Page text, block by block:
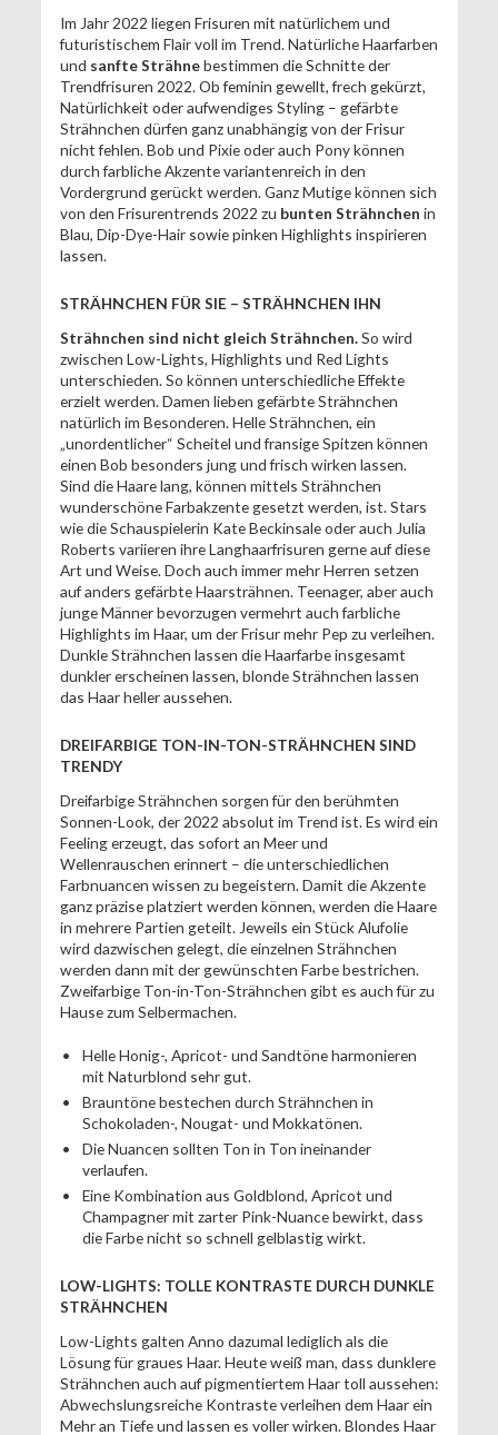
Im Jahr 2022 liegen Frisuren mit natürlichem und
futuristischem Flair voll im Trend. Natürliche Haarfarben
und sanfte Strähnebestimmen die Schnitte der
Trendfrisuren 2022. Ob feminin gewellt, frech gekürzt,
Natürlichkeit oder aufwendiges Styling – gefärbte
Strähnchen dürfen ganz unabhängig von der Frisur
nicht fehlen. Bob und Pixie oder auch Pony können
durch farbliche Akzente variantenreich in den
Vordergrund gerückt werden. Ganz Mutige können sich
von den Frisurentrends 2022 zu bunten Strähnchen in
Blau, Dip-Dye-Hair sowie pinken Highlights inspirieren
lassen.
STRÄHNCHEN FÜR SIE – STRÄHNCHEN IHN
Strähnchen sind nicht gleich Strähnchen.So wird
zwischen Low-Lights, Highlights und Red Lights
unterschieden. So können unterschiedliche Effekte
erzielt werden. Damen lieben gefärbte Strähnchen
natürlich im Besonderen. Helle Strähnchen, ein
„unordentlicher“ Scheitel und fransige Spitzen können
einen Bob besonders jung und frisch wirken lassen.
Sind die Haare lang, können mittels Strähnchen
wunderschöne Farbakzente gesetzt werden, ist. Stars
wie die Schauspielerin Kate Beckinsale oder auch Julia
Roberts variieren ihre Langhaarfrisuren gerne auf diese
Art und Weise. Doch auch immer mehr Herren setzen
auf anders gefärbte Haarsträhnen. Teenager, aber auch
junge Männer bevorzugen vermehrt auch farbliche
Highlights im Haar, um der Frisur mehr Pep zu verleihen.
Dunkle Strähnchen lassen die Haarfarbe insgesamt
dunkler erscheinen lassen, blonde Strähnchen lassen
das Haar heller aussehen.
DREIFARBIGE TON-IN-TON-STRÄHNCHEN SIND
TRENDY
Dreifarbige Strähnchen sorgen für den berühmten
Sonnen-Look, der 2022 absolut im Trend ist. Es wird ein
Feeling erzeugt, das sofort an Meer und
Wellenrauschen erinnert – die unterschiedlichen
Farbnuancen wissen zu begeistern. Damit die Akzente
ganz präzise platziert werden können, werden die Haare
in mehrere Partien geteilt. Jeweils ein Stück Alufolie
wird dazwischen gelegt, die einzelnen Strähnchen
werden dann mit der gewünschten Farbe bestrichen.
Zweifarbige Ton-in-Ton-Strähnchen gibt es auch für zu
Hause zum Selbermachen.
Helle Honig-, Apricot- und Sandtöne harmonieren
mit Naturblond sehr gut.
Brauntöne bestechen durch Strähnchen in
Schokoladen-, Nougat- und Mokkatönen.
Die Nuancen sollten Ton in Ton ineinander
verlaufen.
Eine Kombination aus Goldblond, Apricot und
Champagner mit zarter Pink-Nuance bewirkt, dass
die Farbe nicht so schnell gelblastig wirkt.
LOW-LIGHTS: TOLLE KONTRASTE DURCH DUNKLE
STRÄHNCHEN
Low-Lights galten Anno dazumal lediglich als die
Lösung für graues Haar. Heute weiß man, dass dunklere
Strähnchen auch auf pigmentiertem Haar toll aussehen:
Abwechslungsreiche Kontraste verleihen dem Haar ein
Mehr an Tiefe und lassen es voller wirken. Blondes Haar